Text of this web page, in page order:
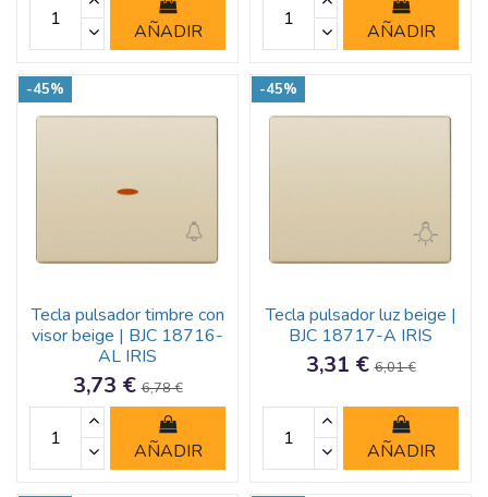
AÑADIR AÑADIR
-45%
Tecla pulsador timbre con
visor beige | BJC 18716-
AL IRIS
3,73 €6,78 €
AÑADIR
-45%
Tecla pulsador luz beige |
BJC 18717-A IRIS
3,31 €6,01 €
AÑADIR